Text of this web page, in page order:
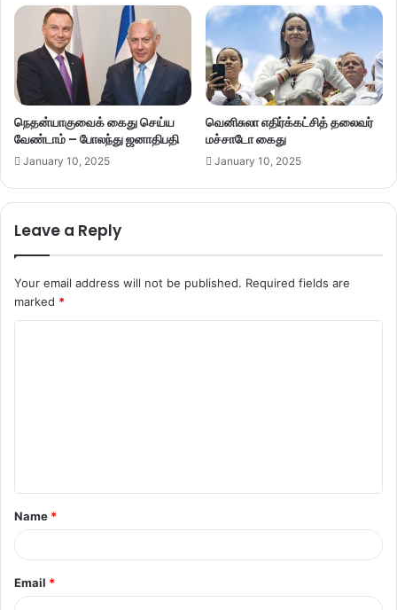
நெதன்யாகுவைக் கைது செய்ய
வேண்டாம் – போலந்து ஜனாதிபதி
January 10, 2025
வெனிசுலா எதிர்க்கட்சித் தலைவர்
மச்சாடோ கைது
January 10, 2025
Leave a Reply
Your email address will not be published. Required fields are
marked *
t
*
Name *
Email *